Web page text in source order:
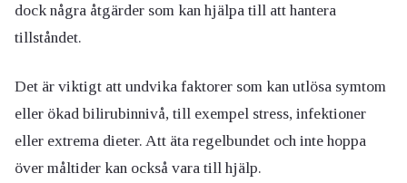
dock några åtgärder som kan hjälpa till att hantera
tillståndet.
Det är viktigt att undvika faktorer som kan utlösa symtom
eller ökad bilirubinnivå, till exempel stress, infektioner
eller extrema dieter. Att äta regelbundet och inte hoppa
över måltider kan också vara till hjälp.